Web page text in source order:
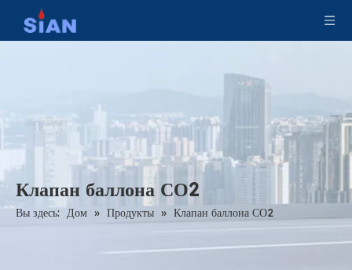
Клапан баллона СО2
Вы здесь: Дом » Продукты » Клапан баллона СО2